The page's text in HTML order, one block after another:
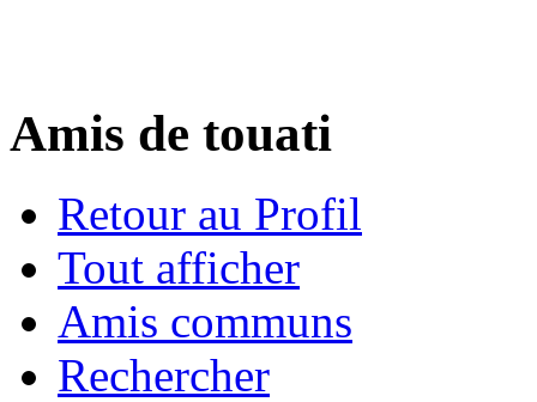
Amis de touati
Retour au Profil
Tout afficher
Amis communs
Rechercher